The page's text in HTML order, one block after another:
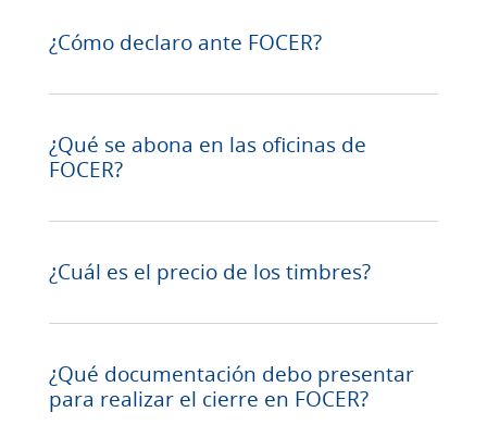
¿Cómo declaro ante FOCER?
¿Qué se abona en las oficinas de
FOCER?
¿Cuál es el precio de los timbres?
¿Qué documentación debo presentar
para realizar el cierre en FOCER?